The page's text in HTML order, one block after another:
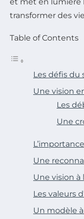
et met en lumière
transformer des
Table of Contents
Les défis du
Une vision
Les
Une
Une
Une vision
Les valeurs
Un modèle